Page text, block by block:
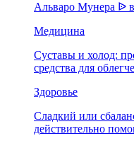
Альваро Мунера ᐉ
Медицина
Суставы и холод:
средства для
Здоровье
Сладкий или
действительно